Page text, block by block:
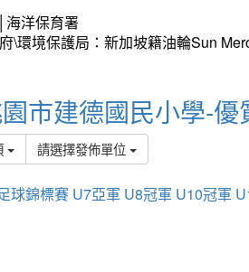
海洋保育署
\環境保護局：新加坡籍油輪Sun
市建德國民小學-優
請選擇發佈單位
球錦標賽 U7亞軍 U8冠軍 U10冠軍